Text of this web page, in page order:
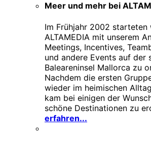
Meer und mehr bei
Im Frühjahr 2002 starteten
ALTAMEDIA mit unserem
Meetings, Incentives,
und andere Events auf der
Baleareninsel Mallorca zu
Nachdem die ersten
wieder im heimischen
kam bei einigen der
schöne Destinationen zu
erfahren...